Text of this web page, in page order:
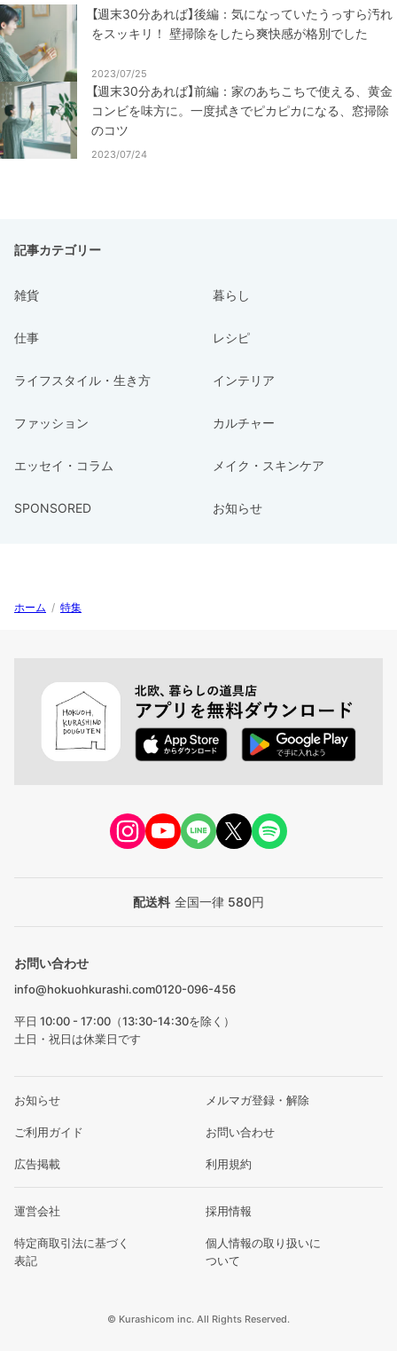
【週末30分あれば】後編：気になっていたうっすら汚れ
をスッキリ！ 壁掃除をしたら爽快感が格別でした
2023/07/25
【週末30分あれば】前編：家のあちこちで使える、黄金
コンビを味方に。一度拭きでピカピカになる、窓掃除
のコツ
2023/07/24
記事カテゴリー
雑貨 暮らし
仕事 レシピ
ライフスタイル・生き方 インテリア
ファッション カルチャー
エッセイ・コラム メイク・スキンケア
SPONSORED お知らせ
ホーム / 特集
配送料 全国一律 580円
お問い合わせ
info@hokuohkurashi.com0120-096-456
平日 10:00 - 17:00（13:30-14:30を除く）
土日・祝日は休業日です
お知らせ メルマガ登録・解除
ご利用ガイド お問い合わせ
広告掲載 利用規約
運営会社 採用情報
特定商取引法に基づく
表記
個人情報の取り扱いに
ついて
© Kurashicom inc. All Rights Reserved.